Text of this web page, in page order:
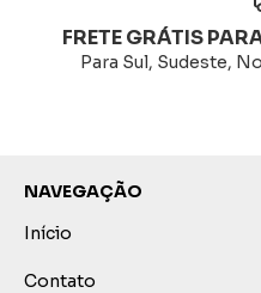
FRETE GRÁTIS
Para Sul, Sudeste,
NAVEGAÇÃO
Início
Contato